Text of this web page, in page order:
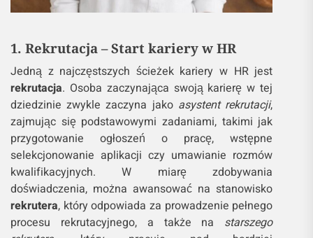
1. Rekrutacja – Start kariery w HR
Jedną z najczęstszych ścieżek kariery w HR jest
rekrutacja. Osoba zaczynająca swoją karierę w tej
dziedzinie zwykle zaczyna jako asystent rekrutacji,
zajmując się podstawowymi zadaniami, takimi jak
przygotowanie ogłoszeń o pracę, wstępne
selekcjonowanie aplikacji czy umawianie rozmów
kwalifikacyjnych. W miarę zdobywania
doświadczenia, można awansować na stanowisko
rekrutera, który odpowiada za prowadzenie pełnego
procesu rekrutacyjnego, a także na starszego